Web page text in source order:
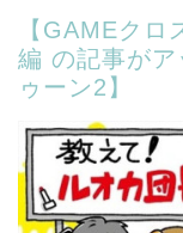
【GAMEク
編 の記事がア
ゥーン2】